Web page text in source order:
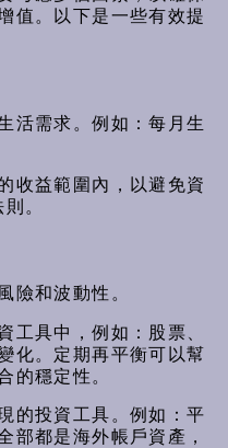
值。以下是一些有效提
活需求。例如：每月生
收益範圍內，以避免資
。
險和波動性。
工具中，例如：股票、
化。定期再平衡可以幫
的穩定性。
的投資工具。例如：平
部都是海外帳戶資產，